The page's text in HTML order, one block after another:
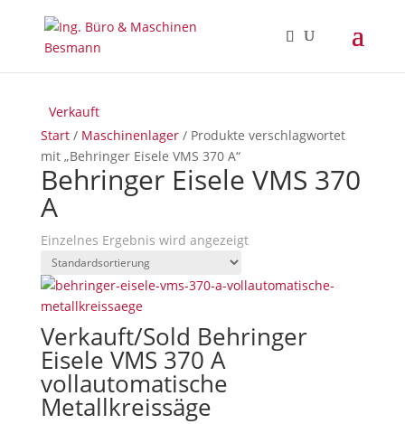
Start/ Maschinenlager/ Produkte verschlagwortet
mit „Behringer Eisele VMS 370 A“
Behringer Eisele VMS 370
A
Einzelnes Ergebnis wird angezeigt
Verkauft
Verkauft/Sold Behringer
Eisele VMS 370 A
vollautomatische
Metallkreissäge